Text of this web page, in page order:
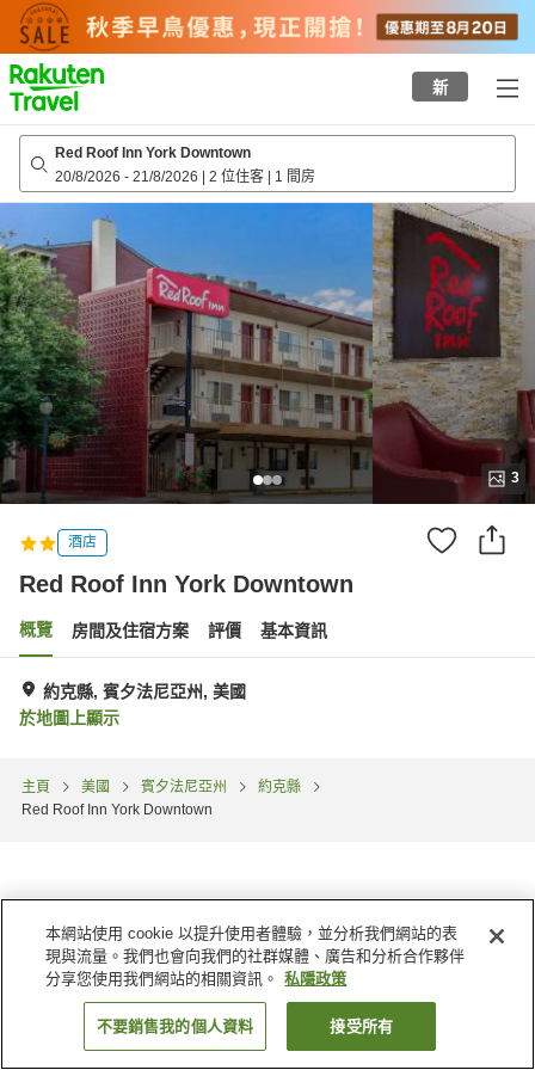
to
top
page
新
Red Roof Inn York Downtown
20/8/2026 - 21/8/2026 | 2 位住客 | 1 間房
3
酒店
Red Roof Inn York Downtown
概覽 房間及住宿方案 評價 基本資訊
約克縣, 賓夕法尼亞州, 美國
於地圖上顯示
主頁 美國 賓夕法尼亞州
約克縣
Red Roof Inn York Downtown
找客房
本網站使用 cookie 以提升使用者體驗，並分析我們網站的表
現與流量。我們也會向我們的社群媒體、廣告和分析合作夥伴
分享您使用我們網站的相關資訊。
私隱政策
不要銷售我的個人資料 接受所有